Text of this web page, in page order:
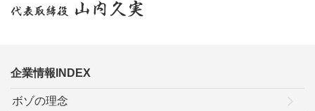
企業情報INDEX
ボゾの理念